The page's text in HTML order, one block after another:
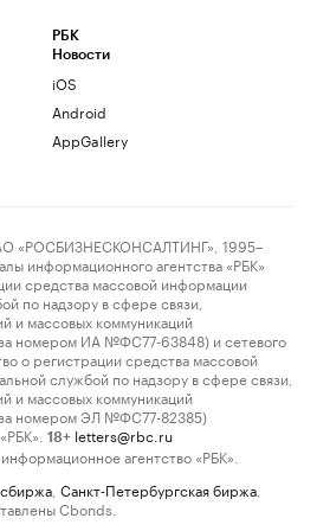
РБК
Новости
iOS
Android
AppGallery
«РОСБИЗНЕСКОНСАЛТИНГ», 1995–
информационного агентства «РБК»
средства массовой информации
по надзору в сфере связи,
и массовых коммуникаций
номером ИА №ФС77-63848) и сетевого
о регистрации средства массовой
службой по надзору в сфере связи,
и массовых коммуникаций
номером ЭЛ №ФС77-82385)
18+ letters@rbc.ru
агентство «РБК».
Санкт-Петербургская биржа
Cbonds.